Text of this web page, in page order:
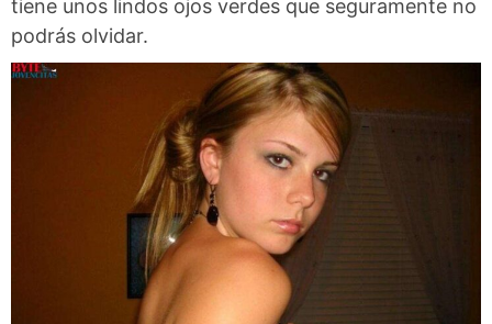
tiene unos lindos ojos verdes que seguramente no
podrás olvidar.